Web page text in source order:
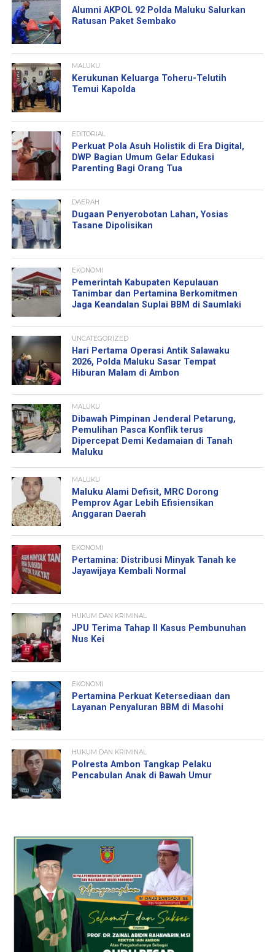
Alumni AKPOL 92 Polda Maluku Salurkan
Ratusan Paket Sembako
MALUKU
Kerukunan Keluarga Toheru-Telutih
Temui Kapolda
EDITORIAL
Perkuat Pola Asuh Holistik di Era Digital,
DWP Bagian Umum Gelar Edukasi
Parenting Bagi Orang Tua
DAERAH
Dugaan Penyerobotan Lahan, Yosias
Tasane Dipolisikan
EKONOMI
Pemerintah Kabupaten Kepulauan
Tanimbar dan Pertamina Berkomitmen
Jaga Keandalan Suplai BBM di Saumlaki
UNCATEGORIZED
Hari Pertama Operasi Antik Salawaku
2026, Polda Maluku Sasar Tempat
Hiburan Malam di Ambon
MALUKU
Dibawah Pimpinan Jenderal Petarung,
Pemulihan Pasca Konflik terus
Dipercepat Demi Kedamaian di Tanah
Maluku
MALUKU
Maluku Alami Defisit, MRC Dorong
Pemprov Agar Lebih Efisiensikan
Anggaran Daerah
EKONOMI
Pertamina: Distribusi Minyak Tanah ke
Jayawijaya Kembali Normal
HUKUM DAN KRIMINAL
JPU Terima Tahap II Kasus Pembunuhan
Nus Kei
EKONOMI
Pertamina Perkuat Ketersediaan dan
Layanan Penyaluran BBM di Masohi
HUKUM DAN KRIMINAL
Polresta Ambon Tangkap Pelaku
Pencabulan Anak di Bawah Umur